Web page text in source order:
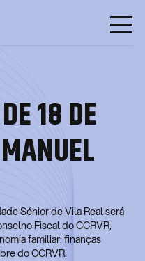
18 DE
Sénior de Vila Real será
Fiscal do CCRVR,
familiar: finanças
do CCRVR.